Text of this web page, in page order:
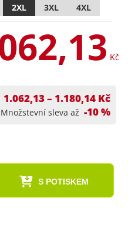
2XL 3XL 4XL
Kč
1.062,13 – 1.180,14 Kč
Množstevní sleva až -10 %
S POTISKEM